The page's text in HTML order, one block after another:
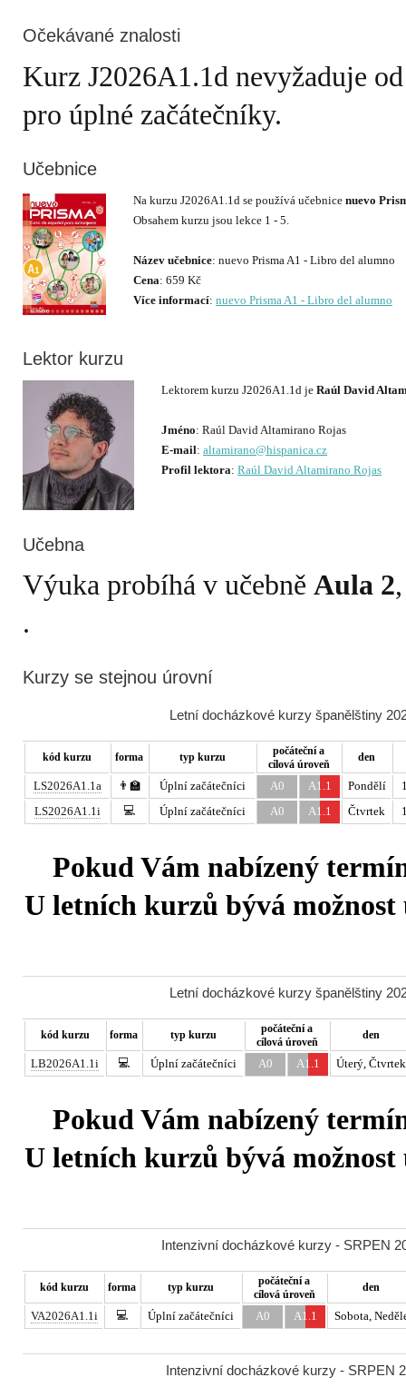
Očekávané znalosti
Kurz J2026A1.1d nevyžaduje
pro úplné začátečníky.
Učebnice
Na kurzu J2026A1.1d se používá učebnice nuevo
Obsahem kurzu jsou lekce 1 - 5.
Název učebnice
Cena
Více informací: nuevo Prisma A1 - Libro del alumno
Lektor kurzu
Lektorem kurzu J2026A1.1d je Raúl David
Jméno
E-mail: altamirano@hispanica.cz
Profil lektora: Raúl David Altamirano Rojas
Učebna
Výuka probíhá v učebně Aula 2
Kurzy se stejnou úrovní
Letní docházkové kurzy španělštiny
kód kurzu forma typ kurzu
počáteční a
cílová úroveň
den
LS2026A1.1a 👨‍🏫 Úplní začátečníci A0 A1.1 Pondělí
LS2026A1.1i
💻 Úplní začátečníci A0 A1.1 Čtvrtek
Pokud Vám nabízený
U letních kurzů bývá
Letní docházkové kurzy španělštiny
kód kurzu forma typ kurzu
počáteční a
cílová úroveň
den
LB2026A1.1i 💻 Úplní začátečníci A0 A1.1 Úterý, Čtvrtek
Pokud Vám nabízený
U letních kurzů bývá
Intenzivní docházkové kurzy - SRPEN
kód kurzu forma typ kurzu
počáteční a
cílová úroveň
den
VA2026A1.1i 💻 Úplní začátečníci A0 A1.1 Sobota,
Intenzivní docházkové kurzy - SRPEN